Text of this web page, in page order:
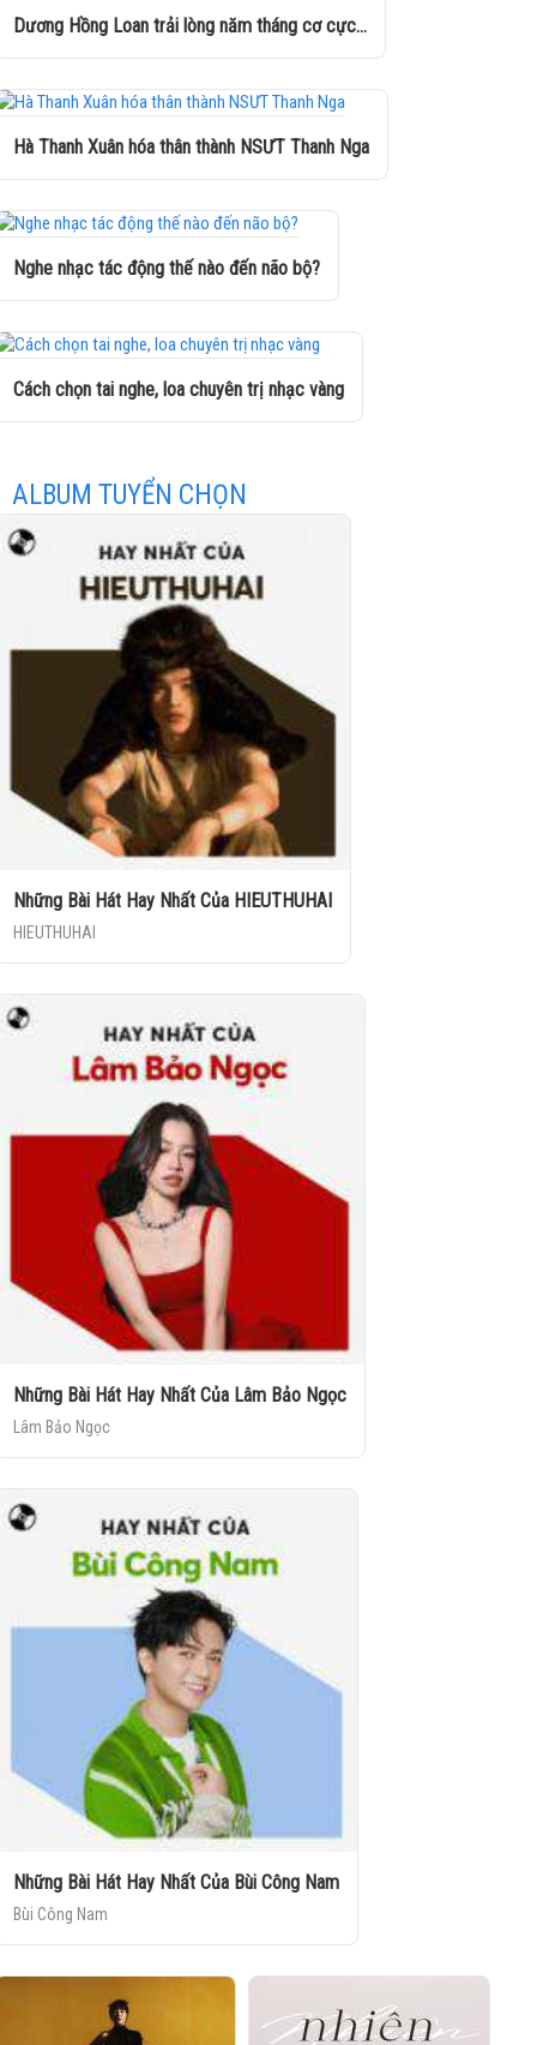
Dương Hồng Loan trải lòng năm tháng cơ cực...
Hà Thanh Xuân hóa thân thành NSƯT Thanh Nga
Nghe nhạc tác động thế nào đến não bộ?
Cách chọn tai nghe, loa chuyên trị nhạc vàng
ALBUM TUYỂN CHỌN
Những Bài Hát Hay Nhất Của HIEUTHUHAI
HIEUTHUHAI
Những Bài Hát Hay Nhất Của Lâm Bảo Ngọc
Lâm Bảo Ngọc
Những Bài Hát Hay Nhất Của Bùi Công Nam
Bùi Công Nam